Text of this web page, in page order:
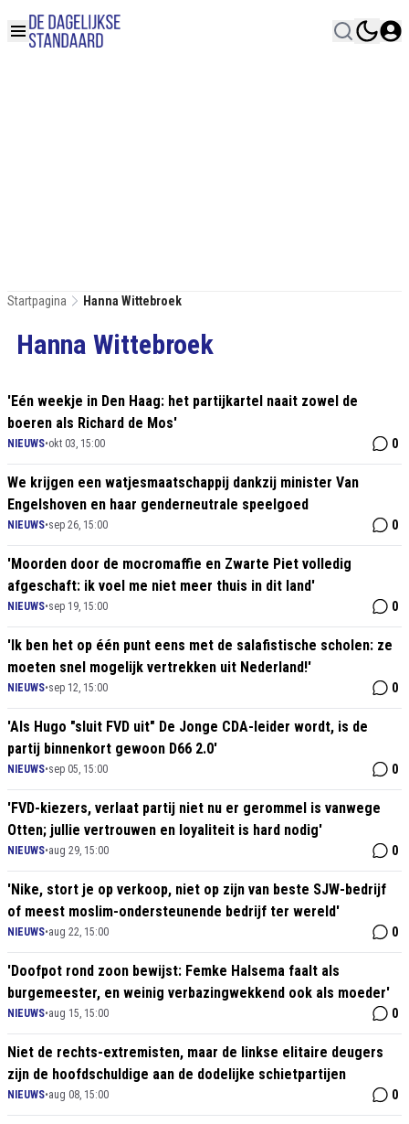
Startpagina Hanna Wittebroek
Hanna Wittebroek
'Eén weekje in Den Haag: het partijkartel naait zowel de
boeren als Richard de Mos'
NIEUWS•okt 03, 15:00 0
We krijgen een watjesmaatschappij dankzij minister Van
Engelshoven en haar genderneutrale speelgoed
NIEUWS•sep 26, 15:00 0
'Moorden door de mocromaffie en Zwarte Piet volledig
afgeschaft: ik voel me niet meer thuis in dit land'
NIEUWS•sep 19, 15:00 0
'Ik ben het op één punt eens met de salafistische scholen: ze
moeten snel mogelijk vertrekken uit Nederland!'
NIEUWS•sep 12, 15:00 0
'Als Hugo "sluit FVD uit" De Jonge CDA-leider wordt, is de
partij binnenkort gewoon D66 2.0'
NIEUWS•sep 05, 15:00 0
'FVD-kiezers, verlaat partij niet nu er gerommel is vanwege
Otten; jullie vertrouwen en loyaliteit is hard nodig'
NIEUWS•aug 29, 15:00 0
'Nike, stort je op verkoop, niet op zijn van beste SJW-bedrijf
of meest moslim-ondersteunende bedrijf ter wereld'
NIEUWS•aug 22, 15:00 0
'Doofpot rond zoon bewijst: Femke Halsema faalt als
burgemeester, en weinig verbazingwekkend ook als moeder'
NIEUWS•aug 15, 15:00 0
Niet de rechts-extremisten, maar de linkse elitaire deugers
zijn de hoofdschuldige aan de dodelijke schietpartijen
NIEUWS•aug 08, 15:00 0